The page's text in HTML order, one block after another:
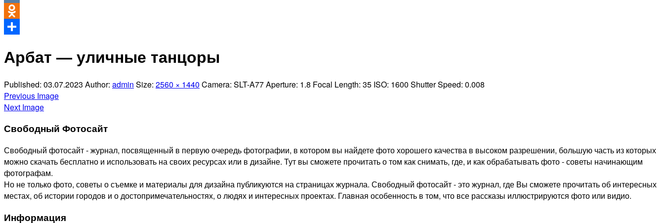
VK
Odnoklassniki
Арбат — уличные танцоры
Published: 03.07.2023 Author: admin Size: 2560 × 1440 Camera: SLT-A77Aperture: 1.8 Focal Length: 35 ISO: 1600 Shutter Speed: 0.008
Previous Image
Next Image
Свободный Фотосайт
Свободный фотосайт - журнал, посвященный в первую очередь фотографии, в котором вы найдете фото хорошего качества в высоком разрешении, большую часть из которых
можно скачать бесплатно и использовать на своих ресурсах или в дизайне. Тут вы сможете прочитать о том как снимать, где, и как обрабатывать фото - советы начинающим
фотографам.
Но не только фото, советы о съемке и материалы для дизайна публикуются на страницах журнала. Свободный фотосайт - это журнал, где Вы сможете прочитать об интересных
местах, об истории городов и о достопримечательностях, о людях и интересных проектах. Главная особенность в том, что все рассказы иллюстрируются фото или видио.
Информация